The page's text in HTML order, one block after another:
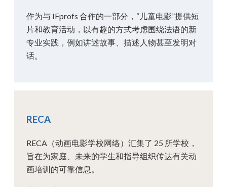
作为与 IFprofs 合作的一部分，“儿童电影”提供短
片和教育活动，以有趣的方式考虑围绕法语的新
专业实践，例如讲述故事、描述人物甚至发明对
话。
RECA
RECA（动画电影学校网络）汇集了 25 所学校，
旨在为家庭、未来的学生和指导组织传达有关动
画培训的可靠信息。